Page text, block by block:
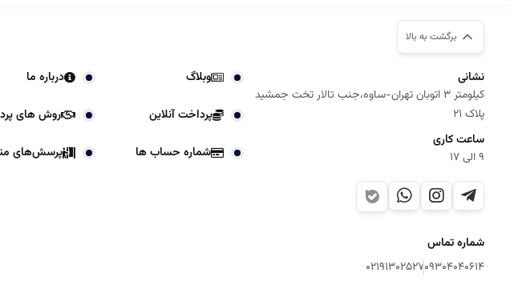
برگشت به بالا
نشانی
کیلومتر 3 اتوبان تهران-ساوه،جنب تالار تخت جمشید
پلاک 21
ساعت کاری
9 الی 17
شماره تماس
09304040614
02191302527
وبلاگ درباره ما
پرداخت آنلاین روش های
شماره حساب ها پرسش‌های